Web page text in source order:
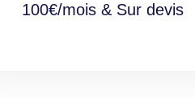
100€/mois & Sur devis